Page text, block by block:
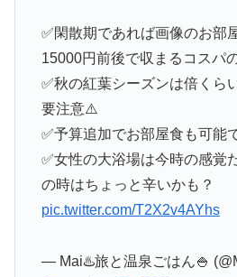
✅閑散期であれば画像のお部
15000円前後で収まるコスパ
✅秋の紅葉シーズンは倍くら
要注意⚠️
✅予算追加でお部屋食も可能
✅女性の大浴場は今時の感覚
の時はちょっと辛いかも？
pic.twitter.com/T2X2v4AYhs
— Mai♨️旅と温泉ごはん🍚